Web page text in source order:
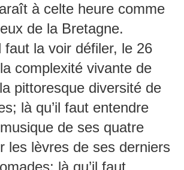
à celte heure comme
de la Bretagne.
faut la voir défiler, le 26
complexité vivante de
pittoresque diversité de
là qu’il faut entendre
de ses quatre
les lèvres de ses derniers